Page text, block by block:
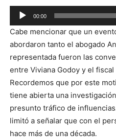
Reproductor
de
audio
00:00
Cabe mencionar que un
abordaron tanto el abogado
representada fueron las
entre Viviana Godoy y el
Recordemos que por este
tiene abierta una
presunto tráfico de
limitó a señalar que con el
hace más de una década.